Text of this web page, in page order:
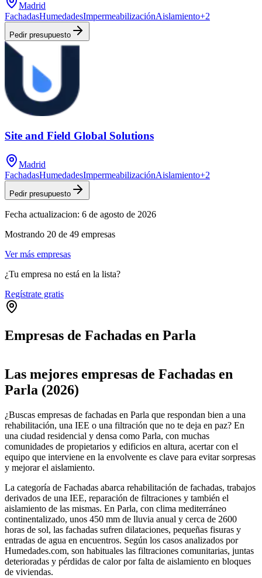
Madrid
FachadasHumedadesImpermeabilizaciónAislamiento+2
Pedir presupuesto
Site and Field Global Solutions
Madrid
FachadasHumedadesImpermeabilizaciónAislamiento+2
Pedir presupuesto
Fecha actualizacion: 6 de agosto de 2026
Mostrando 20 de 49 empresas
Ver más empresas
¿Tu empresa no está en la lista?
Regístrate gratis
Empresas de Fachadas en Parla
+
−
Las mejores empresas de Fachadas en
Parla (2026)
¿Buscas empresas de fachadas en Parla que respondan bien a una
rehabilitación, una IEE o una filtración que no te deja en paz? En
una ciudad residencial y densa como Parla, con muchas
comunidades de propietarios y edificios en altura, acertar con el
equipo que interviene en la envolvente es clave para evitar sorpresas
y mejorar el aislamiento.
La categoría de Fachadas abarca rehabilitación de fachadas, trabajos
derivados de una IEE, reparación de filtraciones y también el
aislamiento de las mismas. En Parla, con clima mediterráneo
continentalizado, unos 450 mm de lluvia anual y cerca de 2600
horas de sol, las fachadas sufren dilataciones, pequeñas fisuras y
entradas de agua en encuentros. Según los casos analizados por
Humedades.com, son habituales las filtraciones comunitarias, juntas
deterioradas y pérdidas de calor por falta de aislamiento en bloques
de viviendas.